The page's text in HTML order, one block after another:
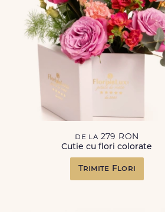
de la 279 RON
Cutie cu flori colorate
Trimite Flori